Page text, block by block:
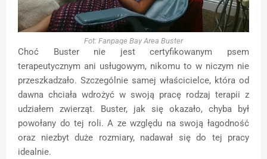
Fot: Fanpage Bay Area Buster
Choć Buster nie jest certyfikowanym psem
terapeutycznym ani usługowym, nikomu to w niczym nie
przeszkadzało. Szczególnie samej właścicielce, która od
dawna chciała wdrożyć w swoją pracę rodzaj terapii z
udziałem zwierząt. Buster, jak się okazało, chyba był
powołany do tej roli. A ze względu na swoją łagodność
oraz niezbyt duże rozmiary, nadawał się do tej pracy
idealnie.